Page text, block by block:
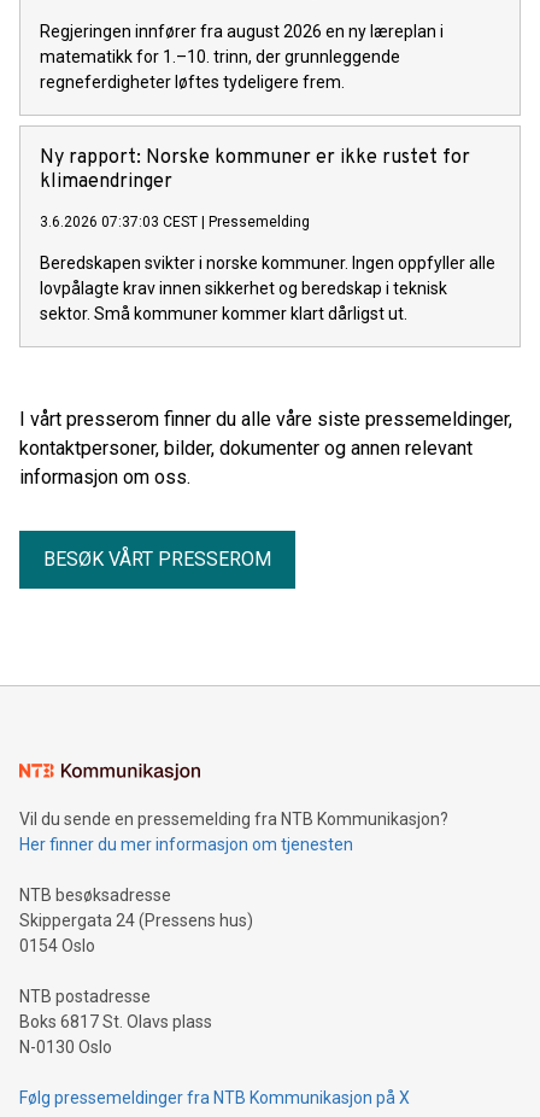
Regjeringen innfører fra august 2026 en ny læreplan i
matematikk for 1.–10. trinn, der grunnleggende
regneferdigheter løftes tydeligere frem.
Ny rapport: Norske kommuner er ikke rustet for
klimaendringer
3.6.2026 07:37:03 CEST | Pressemelding
Beredskapen svikter i norske kommuner. Ingen oppfyller alle
lovpålagte krav innen sikkerhet og beredskap i teknisk
sektor. Små kommuner kommer klart dårligst ut.
I vårt presserom finner du alle våre siste pressemeldinger,
kontaktpersoner, bilder, dokumenter og annen relevant
informasjon om oss.
BESØK VÅRT PRESSEROM
Vil du sende en pressemelding fra NTB Kommunikasjon?
Her finner du mer informasjon om tjenesten
NTB besøksadresse
Skippergata 24 (Pressens hus)
0154 Oslo
NTB postadresse
Boks 6817 St. Olavs plass
N-0130 Oslo
Følg pressemeldinger fra NTB Kommunikasjon på X